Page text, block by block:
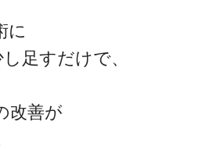
に
足すだけで、
改善が